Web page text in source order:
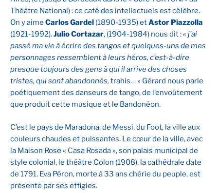
Théâtre National) : ce café des intellectuels est célèbre.
On y aimeCarlos Gardel (1890-1935) etAstor Piazzolla
(1921-1992).Julio Cortazar, (1904-1984) nous dit :« j’ai
passé ma vie à écrire des tangos et quelques-uns de mes
personnages ressemblent à leurs héros, c’est-à-dire
presque toujours des gens à qui il arrive des choses
tristes, qui sont abandonnés, trahis… » Gérard nous parle
poétiquement des danseurs de tango, de l’envoûtement
que produit cette musique et le Bandonéon.
C’est le pays de Maradona, de Messi, du Foot, la ville aux
couleurs chaudes et puissantes. Le cœur de la ville, avec
la Maison Rose « Casa Rosada », son palais municipal de
style colonial, le théâtre Colon (1908), la cathédrale date
de 1791. Eva Péron, morte à 33 ans chérie du peuple, est
présente par ses effigies.